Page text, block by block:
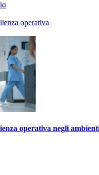
operativa
operativa negli